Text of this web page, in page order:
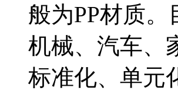
般为PP材质
机械、汽车、
标准化、单元